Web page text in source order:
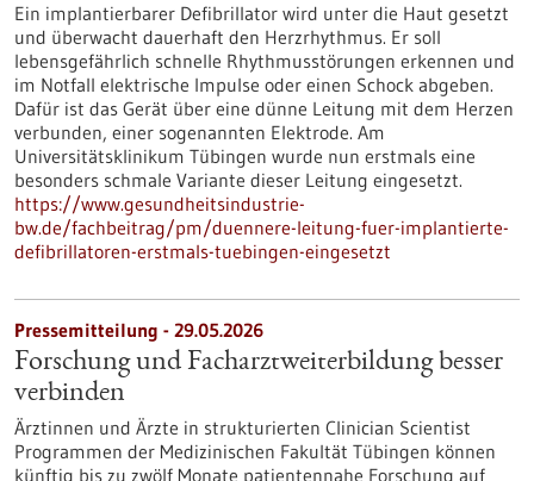
Ein implantierbarer Defibrillator wird unter die Haut gesetzt
und überwacht dauerhaft den Herzrhythmus. Er soll
lebensgefährlich schnelle Rhythmusstörungen erkennen und
im Notfall elektrische Impulse oder einen Schock abgeben.
Dafür ist das Gerät über eine dünne Leitung mit dem Herzen
verbunden, einer sogenannten Elektrode. Am
Universitätsklinikum Tübingen wurde nun erstmals eine
besonders schmale Variante dieser Leitung eingesetzt.
https://www.gesundheitsindustrie-
bw.de/fachbeitrag/pm/duennere-leitung-fuer-implantierte-
defibrillatoren-erstmals-tuebingen-eingesetzt
Pressemitteilung - 29.05.2026
Forschung und Facharztweiterbildung besser
verbinden
Ärztinnen und Ärzte in strukturierten Clinician Scientist
Programmen der Medizinischen Fakultät Tübingen können
künftig bis zu zwölf Monate patientennahe Forschung auf